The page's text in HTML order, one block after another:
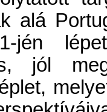
alá
jén
jól